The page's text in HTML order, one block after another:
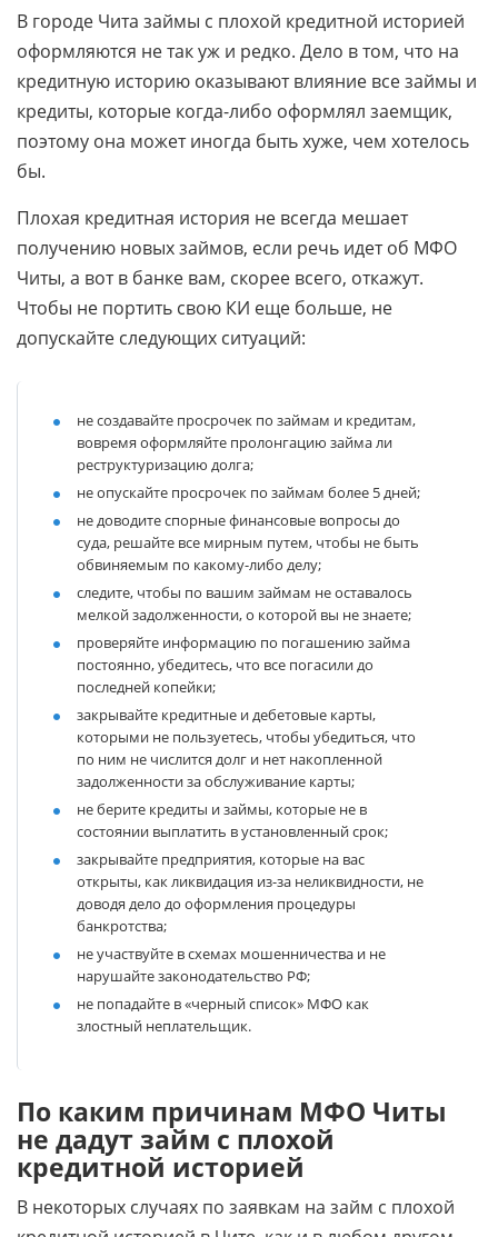
В городе Чита займы с плохой кредитной историей
оформляются не так уж и редко. Дело в том, что на
кредитную историю оказывают влияние все займы и
кредиты, которые когда-либо оформлял заемщик,
поэтому она может иногда быть хуже, чем хотелось
бы.
Плохая кредитная история не всегда мешает
получению новых займов, если речь идет об МФО
Читы, а вот в банке вам, скорее всего, откажут.
Чтобы не портить свою КИ еще больше, не
допускайте следующих ситуаций:
не создавайте просрочек по займам и кредитам,
вовремя оформляйте пролонгацию займа ли
реструктуризацию долга;
не опускайте просрочек по займам более 5 дней;
не доводите спорные финансовые вопросы до
суда, решайте все мирным путем, чтобы не быть
обвиняемым по какому-либо делу;
следите, чтобы по вашим займам не оставалось
мелкой задолженности, о которой вы не знаете;
проверяйте информацию по погашению займа
постоянно, убедитесь, что все погасили до
последней копейки;
закрывайте кредитные и дебетовые карты,
которыми не пользуетесь, чтобы убедиться, что
по ним не числится долг и нет накопленной
задолженности за обслуживание карты;
не берите кредиты и займы, которые не в
состоянии выплатить в установленный срок;
закрывайте предприятия, которые на вас
открыты, как ликвидация из-за неликвидности, не
доводя дело до оформления процедуры
банкротства;
не участвуйте в схемах мошенничества и не
нарушайте законодательство РФ;
не попадайте в «черный список» МФО как
злостный неплательщик.
По каким причинам МФО Читы
не дадут займ с плохой
кредитной историей
В некоторых случаях по заявкам на займ с плохой